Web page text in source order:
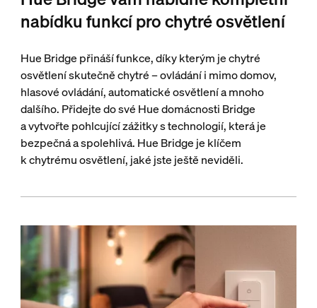
nabídku funkcí pro chytré osvětlení
Hue Bridge přináší funkce, díky kterým je chytré
osvětlení skutečně chytré – ovládání i mimo domov,
hlasové ovládání, automatické osvětlení a mnoho
dalšího. Přidejte do své Hue domácnosti Bridge
a vytvořte pohlcující zážitky s technologií, která je
bezpečná a spolehlivá. Hue Bridge je klíčem
k chytrému osvětlení, jaké jste ještě neviděli.